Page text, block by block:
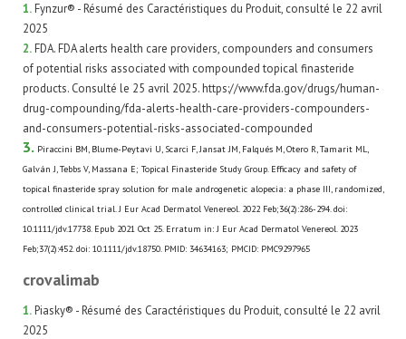
1.Fynzur® - Résumé des Caractéristiques du Produit, consulté le 22 avril
2025
2.FDA. FDA alerts health care providers, compounders and consumers
of potential risks associated with compounded topical finasteride
products. Consulté le 25 avril 2025. https://www.fda.gov/drugs/human-
drug-compounding/fda-alerts-health-care-providers-compounders-
and-consumers-potential-risks-associated-compounded
3. Piraccini BM, Blume-Peytavi U, Scarci F, Jansat JM, Falqués M, Otero R, Tamarit ML,
Galván J, Tebbs V, Massana E; Topical Finasteride Study Group. Efficacy and safety of
topical finasteride spray solution for male androgenetic alopecia: a phase III, randomized,
controlled clinical trial. J Eur Acad Dermatol Venereol. 2022 Feb;36(2):286-294. doi:
10.1111/jdv.17738. Epub 2021 Oct 25. Erratum in: J Eur Acad Dermatol Venereol. 2023
Feb;37(2):452. doi: 10.1111/jdv.18750. PMID: 34634163; PMCID: PMC9297965
crovalimab
1.Piasky® - Résumé des Caractéristiques du Produit, consulté le 22 avril
2025